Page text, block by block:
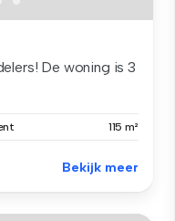
De woning is 3
115 m²
Bekijk meer